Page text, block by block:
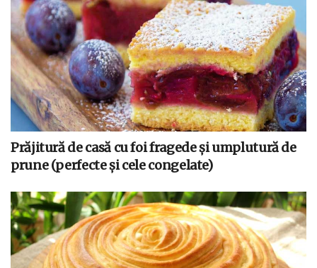
Prăjitură de casă cu foi fragede și umplutură de
prune (perfecte și cele congelate)